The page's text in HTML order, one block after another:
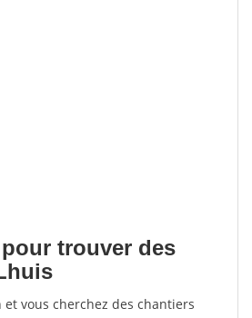
trouver des
vous cherchez des chantiers